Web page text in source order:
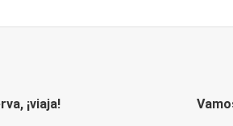
¡viaja!